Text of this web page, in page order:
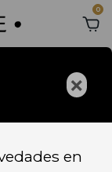
0
×
en